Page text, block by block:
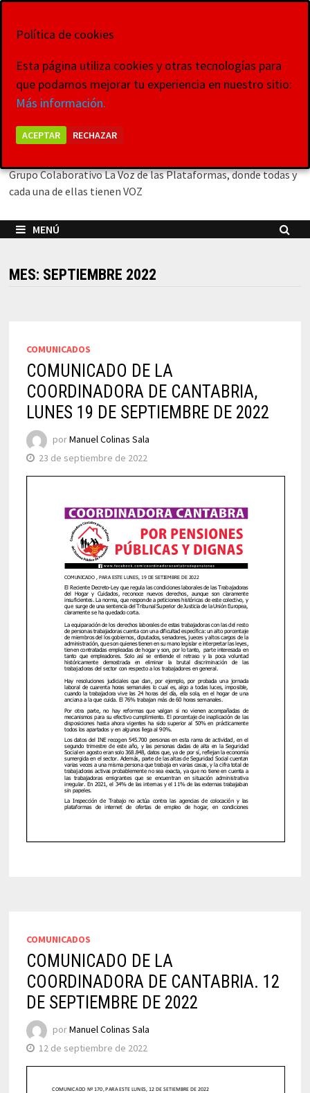
La Voz de las
Plataformas
Grupo Colaborativo La Voz de las Plataformas, donde todas y
cada una de ellas tienen VOZ
MENÚ
MES: SEPTIEMBRE 2022
COMUNICADOS
COMUNICADO DE LA
COORDINADORA DE CANTABRIA,
LUNES 19 DE SEPTIEMBRE DE 2022
porManuel Colinas Sala
23 de septiembre de 2022
COMUNICADOS
COMUNICADO DE LA
COORDINADORA DE CANTABRIA. 12
DE SEPTIEMBRE DE 2022
porManuel Colinas Sala
12 de septiembre de 2022
Política de cookies
Esta página utiliza cookies y otras tecnologías para
que podamos mejorar tu experiencia en nuestro sitio:
Más información.
ACEPTAR RECHAZAR